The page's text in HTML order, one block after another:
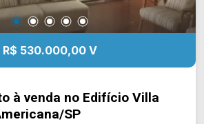
R$ 530.000,00 V
à venda no Edifício Villa
SP